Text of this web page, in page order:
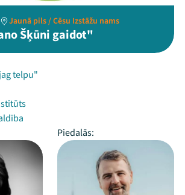
Jaunā pils / Cēsu Izstāžu nams
Šķūni gaidot"
telpu"
Piedalās: